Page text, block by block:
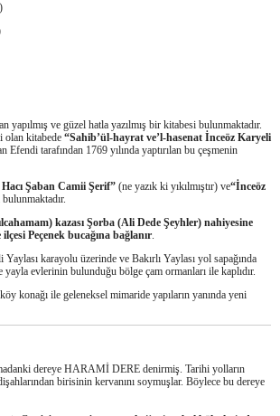
ve güzel hatla yazılmış bir kitabesi bulunmaktadır.
olan kitabede “Sahib’ül-hayrat ve’l-hasenat İnceöz Karyeli
Efendi tarafından 1769 yılında yaptırılan bu çeşmenin
Şaban Camii Şerif” (ne yazık ki yıkılmıştır) ve“İnceöz
bulunmaktadır.
kazası Şorba (Ali Dede Şeyhler) nahiyesine
Peçenek bucağına bağlanır.
karayolu üzerinde ve Bakırlı Yaylası yol sapağında
evlerinin bulunduğu bölge çam ormanları ile kaplıdır.
konağı ile geleneksel mimaride yapıların yanında yeni
dereye HARAMİ DERE denirmiş. Tarihi yolların
birisinin kervanını soymuşlar. Böylece bu dereye